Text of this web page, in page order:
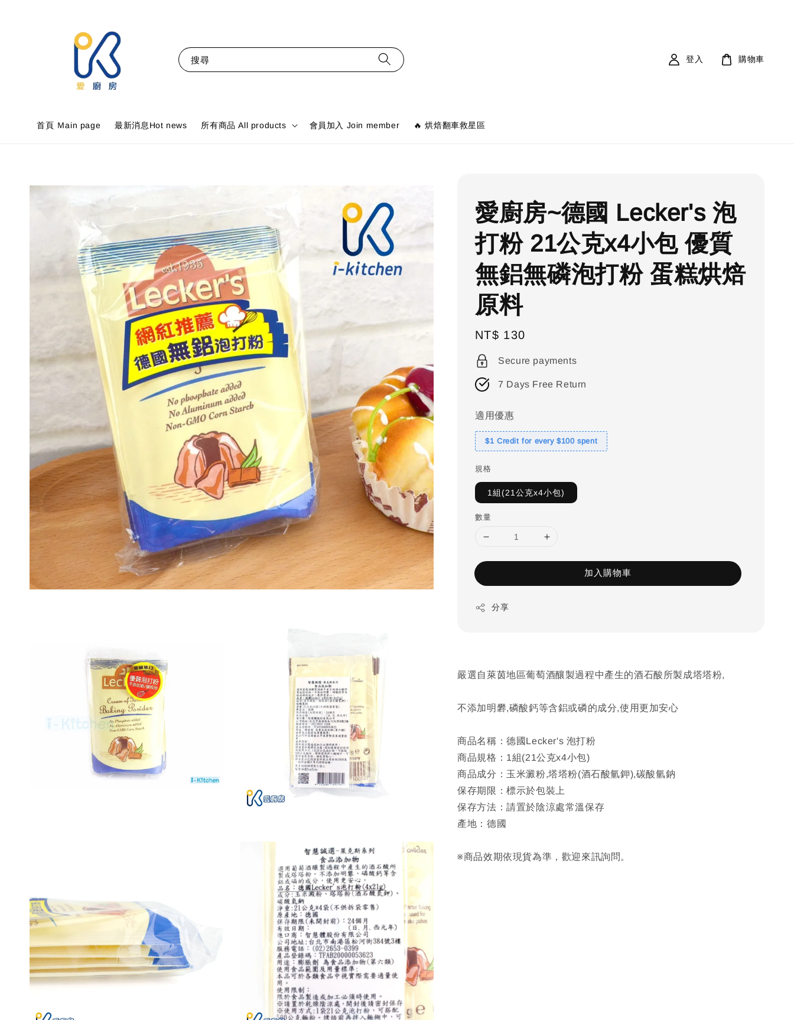
搜尋
首頁 Ｍain page 最新消息Hot news 所有商品 All products 會員加入 Join member 🔥 烘焙翻車救星區
登入 購物車
愛廚房~德國 Lecker's 泡
打粉 21公克x4小包 優質
無鋁無磷泡打粉 蛋糕烘焙
原料
Regular
price
NT$ 130
Secure payments
7 Days Free Return
適用優惠
$1 Credit for every $100 spent
規格
1組(21公克x4小包)
數量
加入購物車
分享
嚴選自萊茵地區葡萄酒釀製過程中產生的酒石酸所製成塔塔粉,
不添加明礬,磷酸鈣等含鋁或磷的成分,使用更加安心
商品名稱：德國Lecker's 泡打粉
商品規格：1組(21公克x4小包)
商品成分：玉米澱粉,塔塔粉(酒石酸氫鉀),碳酸氫鈉
保存期限：標示於包裝上
保存方法：請置於陰涼處常溫保存
產地：德國
※商品效期依現貨為準，歡迎來訊詢問。